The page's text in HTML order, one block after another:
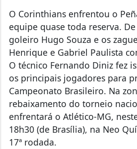
O Corinthians enfrentou o
equipe quase toda reserva.
goleiro Hugo Souza e os
Henrique e Gabriel Paulista
O técnico Fernando Diniz fez
os principais jogadores para
Campeonato Brasileiro. Na
rebaixamento do torneio
enfrentará o Atlético-MG,
18h30 (de Brasília), na Neo
17ª rodada.